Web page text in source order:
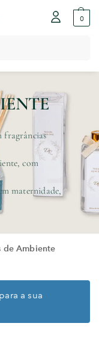
0
fragrâncias
com
maternidade,
de Ambiente
a sua